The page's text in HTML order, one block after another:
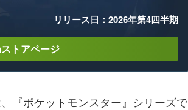
リリース日：2026年第4四半期
トアページ
『ポケットモンスター』シリーズで